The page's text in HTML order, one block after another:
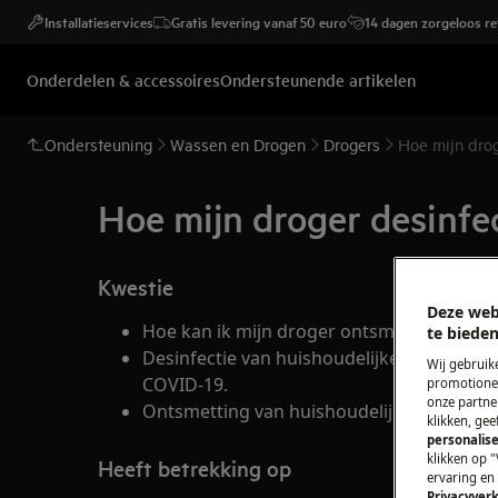
Installatieservices Gratis levering vanaf 50 euro 14 dagen zorgeloos
Onderdelen & accessoiresOndersteunende artikelen
Ondersteuning Wassen en Drogen Drogers Hoe mijn
Hoe mijn droger
Kwestie
Hoe kan ik mijn droger ontsmetten?
Desinfectie van huishoudelijke
COVID-19.
Ontsmetting van huishoudelijke
Heeft betrekking op
Deze
te
Wij
onze
klikken,
klikken op
ervaring en